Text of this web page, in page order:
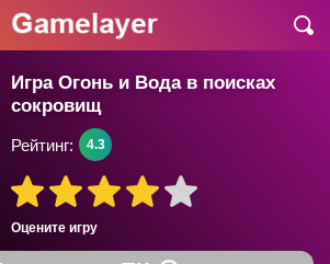
Игра Огонь и Вода в поисках
сокровищ
Оцените игру
Рейтинг: 4.3